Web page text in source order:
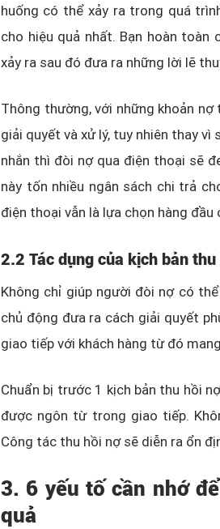
huống có thể xảy ra trong quá
cho hiệu quả nhất. Bạn hoàn
xảy ra sau đó đưa ra những lời lẽ
Thông thường, với những khoản
giải quyết và xử lý, tuy nhiên thay
nhắn thì đòi nợ qua điện thoại sẽ
này tốn nhiều ngân sách chi trả
điện thoại vẫn là lựa chọn hàng đầu
2.2 Tác dụng của kịch bản
Không chỉ giúp người đòi nợ có
chủ động đưa ra cách giải quyết
giao tiếp với khách hàng từ đó
Chuẩn bị trước 1 kịch bản thu hồi
được ngôn từ trong giao tiếp.
Công tác thu hồi nợ sẽ diễn ra ổn
3. 6 yếu tố cần nhớ
quả